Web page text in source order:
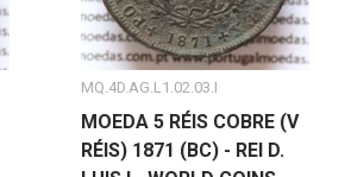
MQ.4D.AG.L1.02.03.I
MOEDA 5 RÉIS COBRE (V
RÉIS) 1871 (BC) - REI D.